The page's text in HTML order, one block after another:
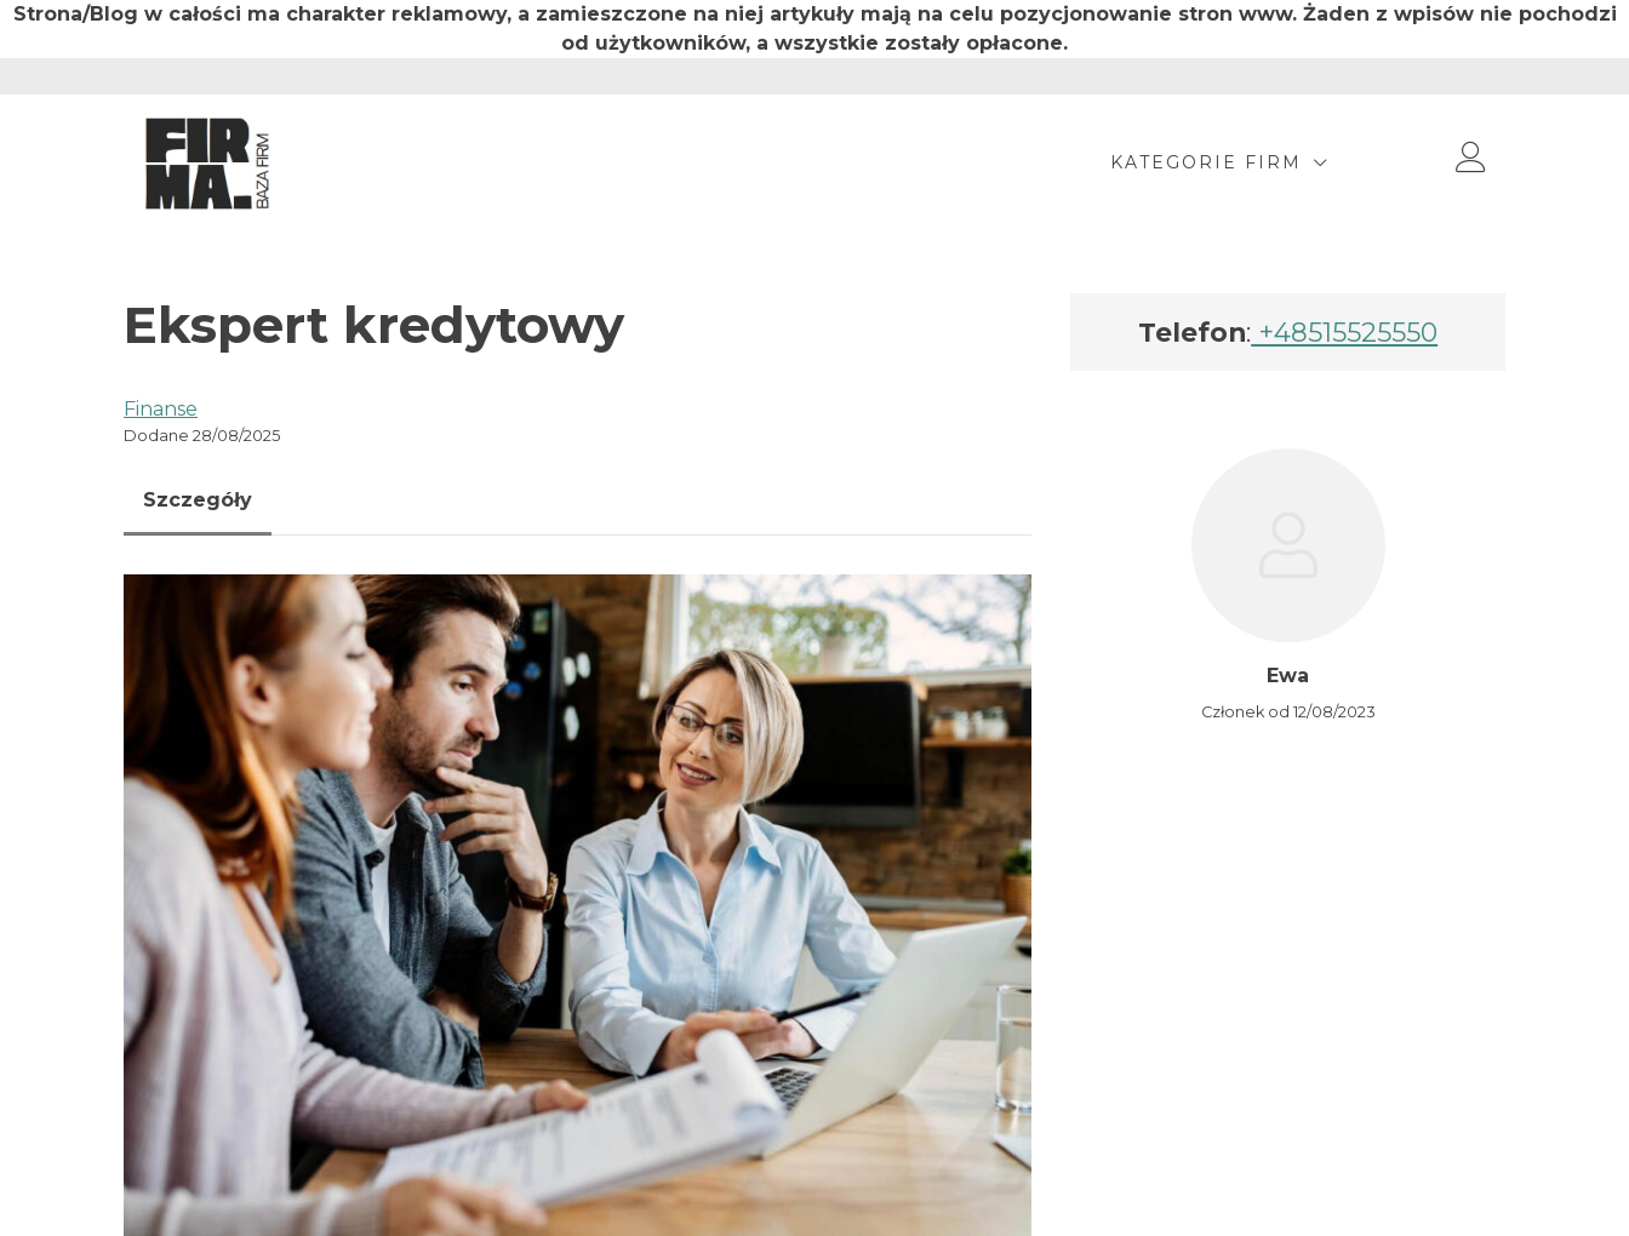
Strona/Blog w całości ma charakter reklamowy, a zamieszczone na niej artykuły mają na celu pozycjonowanie stron www. Żaden z wpisów nie pochodzi
od użytkowników, a wszystkie zostały opłacone.
KATEGORIE FIRM
Ekspert kredytowy
Finanse
Dodane 28/08/2025
Szczegóły
Telefon: +48515525550
Ewa
Członek od 12/08/2023